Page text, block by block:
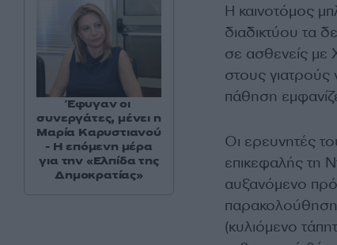
Η καινοτόμος
διαδικτύου τα
σε ασθενείς με
στους γιατρούς
πάθηση
Οι ερευνητές
επικεφαλής τη
αυξανόμενο
παρακολούθηση
(κυλιόμενο
Έφυγαν οι
συνεργάτες, μένει η
Μαρία Καρυστιανού
- Η επόμενη μέρα
για την «Ελπίδα της
Δημοκρατίας»